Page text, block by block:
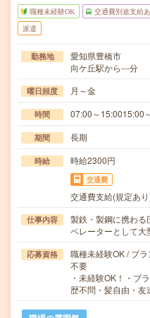
職種未経験OK 交通費別途支給
派遣
勤務地
愛知県豊橋市
向ケ丘駅から---分
曜日頻度 月～金
時間 07:00～15:0015:00
期間 長期
時給 時給2300円
交通費
交通費支給(規定あ
仕事内容
製鉄・製鋼に携わる
ペレーターとして
応募資格
職種未経験OK / ブ
不要
・未経験OK！・ブ
歴不問・髪自由・